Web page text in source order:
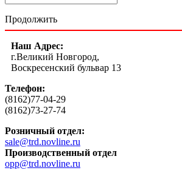
Продолжить
Наш Адрес:
г.Великий Новгород,
Воскресенский бульвар 13
Телефон:
(8162)77-04-29
(8162)73-27-74
Розничный отдел:
sale@trd.novline.ru
Производственный отдел
opp@trd.novline.ru